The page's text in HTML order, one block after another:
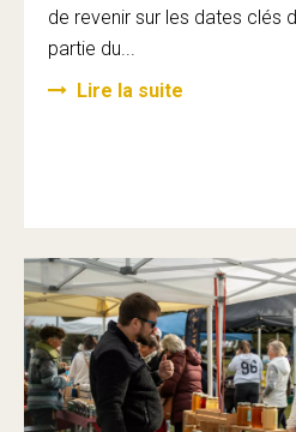
de revenir sur les dates clés
partie du...
Lire la suite